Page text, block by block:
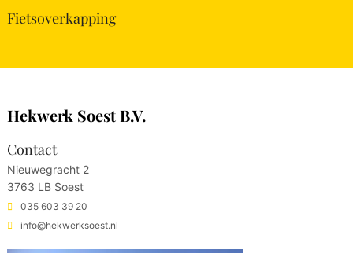
Fietsoverkapping
Hekwerk Soest B.V.
Contact
Nieuwegracht 2
3763 LB Soest
035 603 39 20
info@hekwerksoest.nl